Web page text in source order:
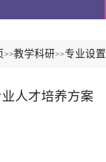
>>教学科研>>专业设置
人才培养方案